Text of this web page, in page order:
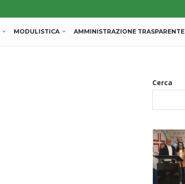
MODULISTICA AMMINISTRAZIONE TRASPARENTE
Cerca